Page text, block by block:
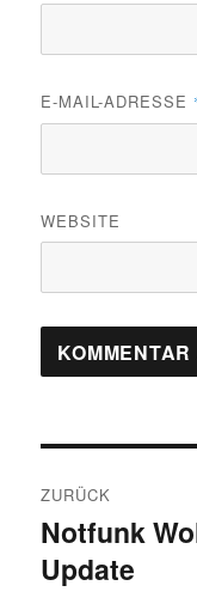
E-MAIL-ADRESSE
WEBSITE
ZURÜCK
Vorheriger
Beitrag:
Notfunk
Update